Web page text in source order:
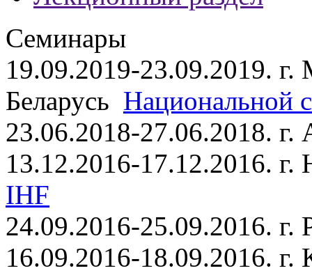
Семинары
19.09.2019-23.09.2019. г.
Беларусь Национальной
23.06.2018-27.06.2018.
13.12.2016-17.12.2016.
IHF
24.09.2016-25.09.2016. г.
16.09.2016-18.09.2016.